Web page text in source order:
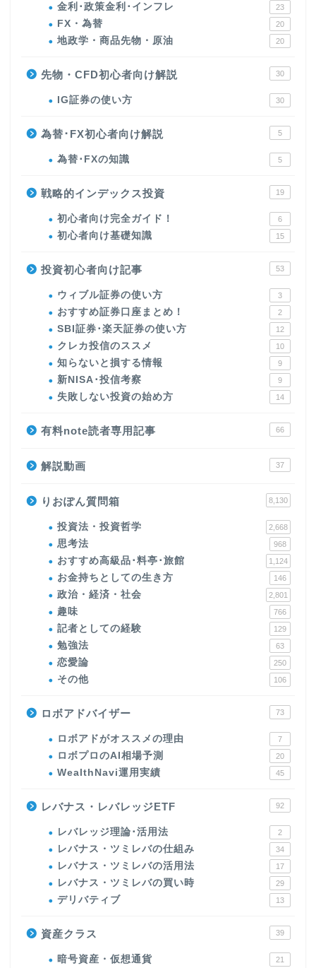
金利･政策金利･インフレ 23
FX・為替 20
地政学・商品先物・原油 20
先物・CFD初心者向け解説 30
IG証券の使い方 30
為替･FX初心者向け解説 5
為替･FXの知識 5
戦略的インデックス投資 19
初心者向け完全ガイド！ 6
初心者向け基礎知識 15
投資初心者向け記事 53
ウィブル証券の使い方 3
おすすめ証券口座まとめ！ 2
SBI証券･楽天証券の使い方 12
クレカ投信のススメ 10
知らないと損する情報 9
新NISA･投信考察 9
失敗しない投資の始め方 14
有料note読者専用記事 66
解説動画 37
りおぽん質問箱 8,130
投資法・投資哲学 2,668
思考法 968
おすすめ高級品･料亭･旅館 1,124
お金持ちとしての生き方 146
政治・経済・社会 2,801
趣味 766
記者としての経験 129
勉強法 63
恋愛論 250
その他 106
ロボアドバイザー 73
ロボアドがオススメの理由 7
ロボプロのAI相場予測 20
WealthNavi運用実績 45
レバナス・レバレッジETF 92
レバレッジ理論･活用法 2
レバナス・ツミレバの仕組み 34
レバナス・ツミレバの活用法 17
レバナス・ツミレバの買い時 29
デリバティブ 13
資産クラス 39
暗号資産・仮想通貨 21